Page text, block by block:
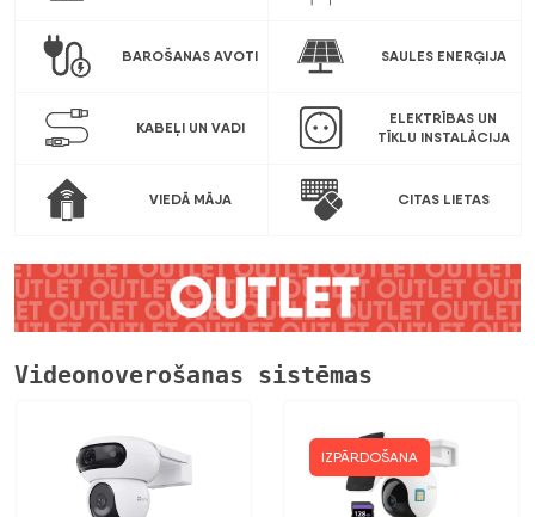
BAROŠANAS AVOTI SAULES ENERĢIJA
KABEĻI UN VADI
ELEKTRĪBAS UN
TĪKLU INSTALĀCIJA
VIEDĀ MĀJA CITAS LIETAS
Previous
Videonoverošanas sistēmas
IZPĀRDOŠANA